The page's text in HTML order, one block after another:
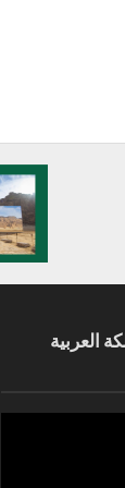
العربية